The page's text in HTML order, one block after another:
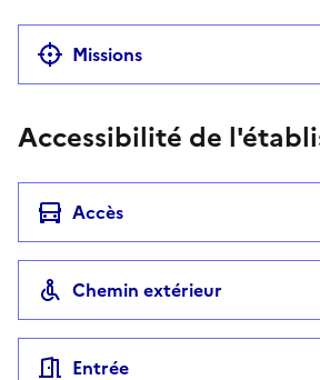
Missions
Accessibilité de
Accès
Chemin extérieur
Entrée